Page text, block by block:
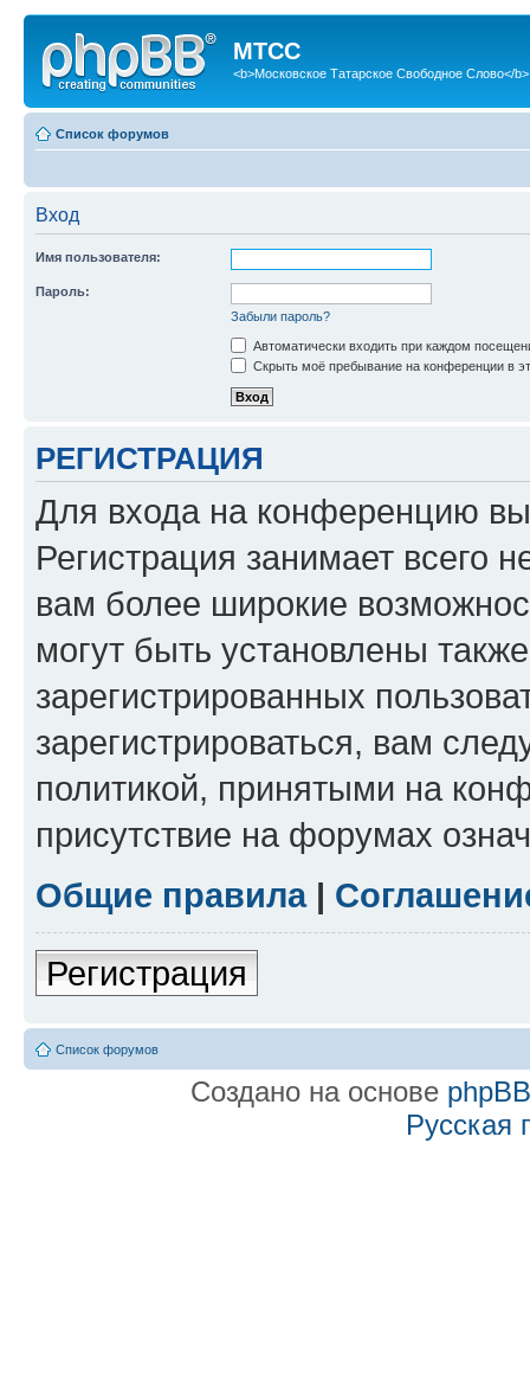
МТСС
<b>Московское Татарское Свободное Слово</b>
Список форумов
Вход
Имя пользователя:
Пароль:
Забыли пароль?
Автоматически входить при каждом
Скрыть моё пребывание на конференции в
РЕГИСТРАЦИЯ
Для входа на конференцию
Регистрация занимает всего
вам более широкие
могут быть установлены
зарегистрированных
зарегистрироваться, вам
политикой, принятыми на
присутствие на форумах
Общие правила|
Регистрация
Список форумов
Создано на основе phpBB
Русская